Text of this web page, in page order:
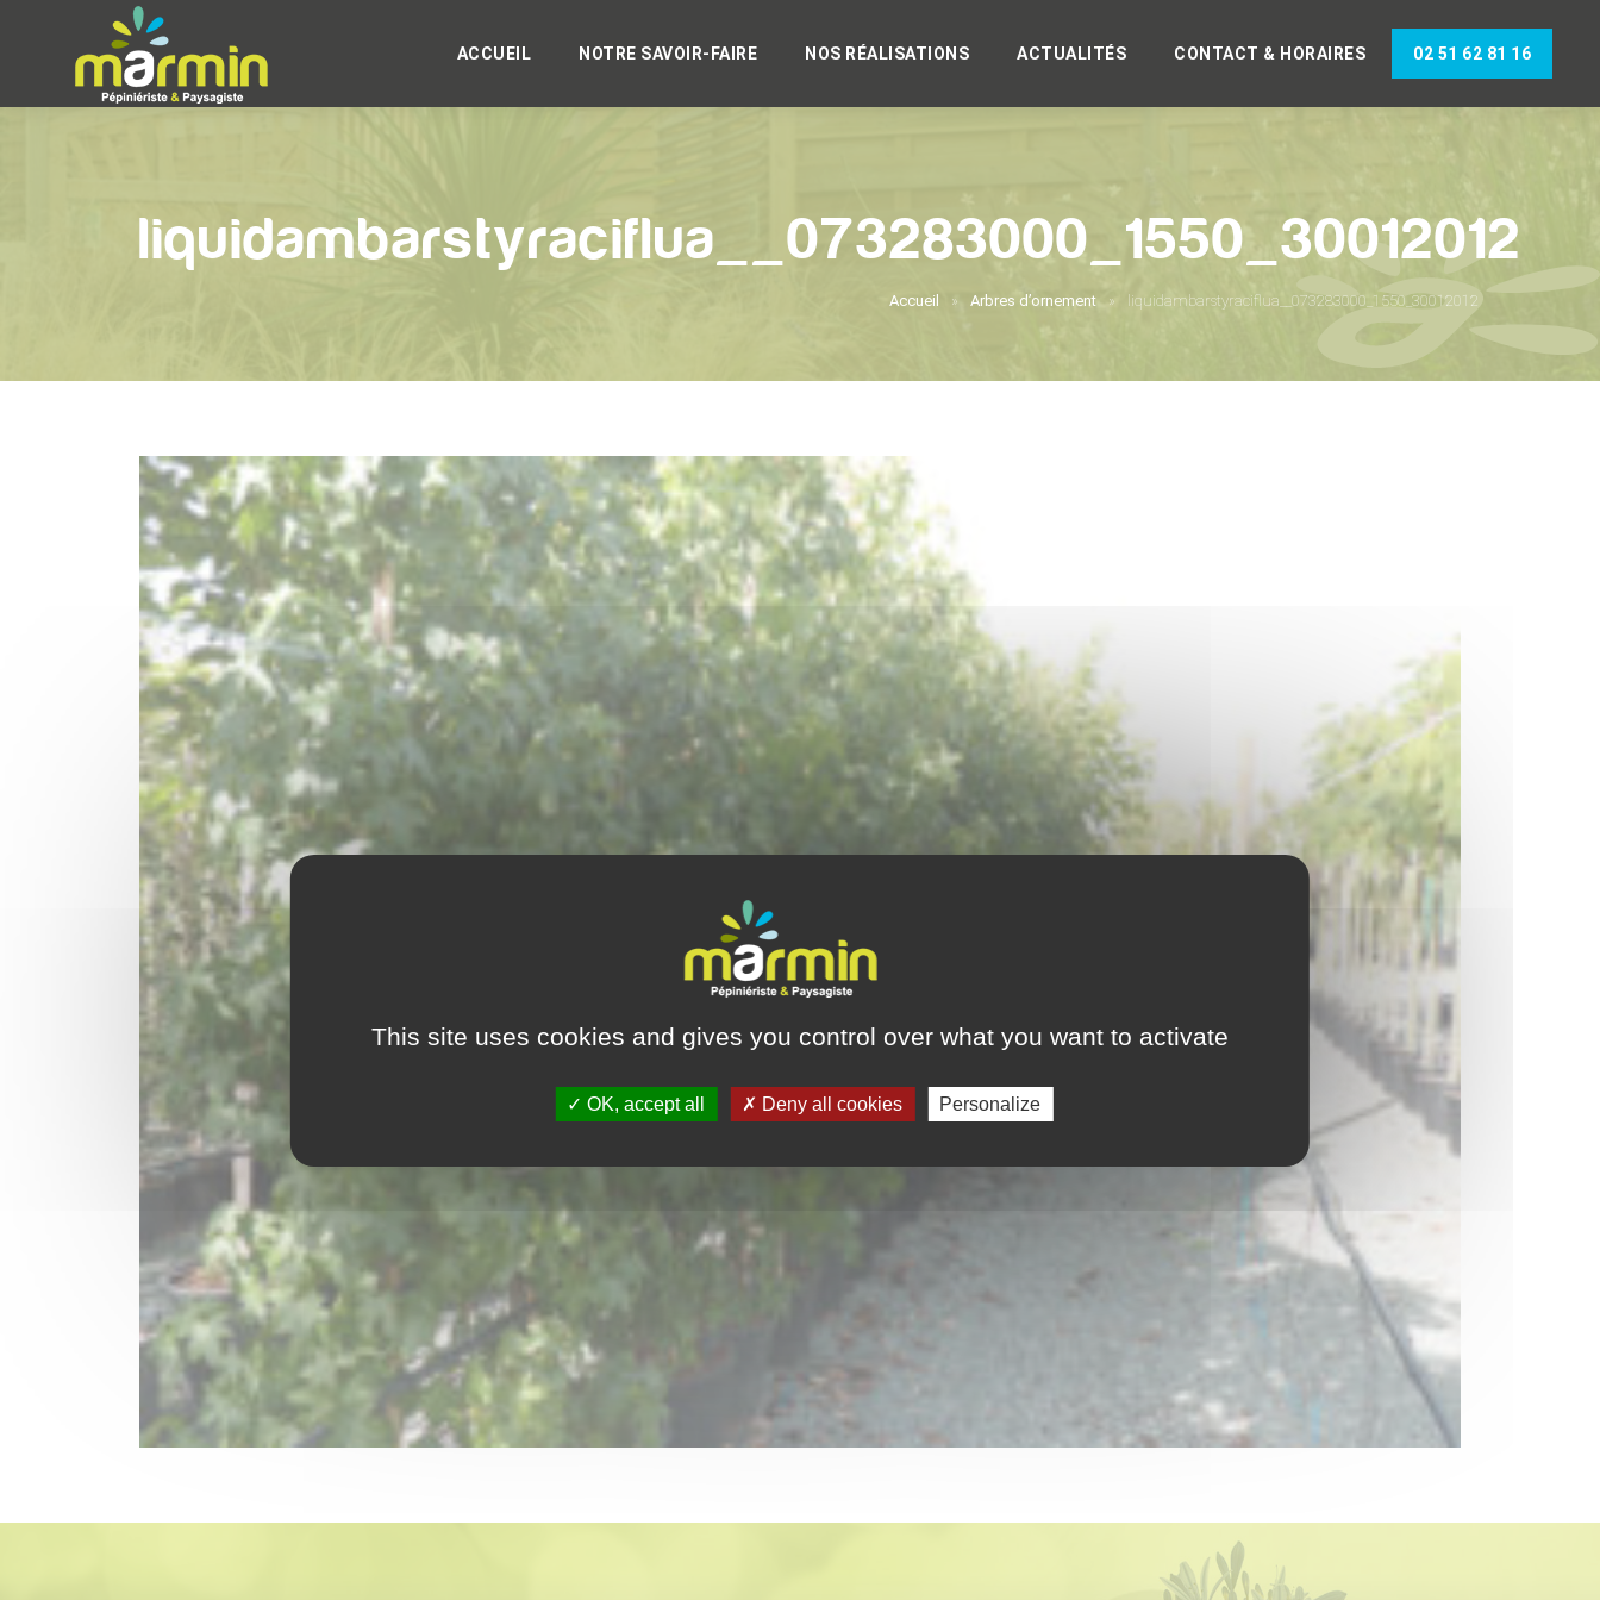
ACCUEIL NOTRE SAVOIR-FAIRE NOS RÉALISATIONS ACTUALITÉS CONTACT & HORAIRES 02 51 62 81 16
liquidambarstyraciflua__073283000_1550_30012012
Accueil Arbres d’ornement liquidambarstyraciflua__073283000_1550_30012012
This site uses cookies and gives you control over what you want to activate
OK, accept all Deny all cookies Personalize